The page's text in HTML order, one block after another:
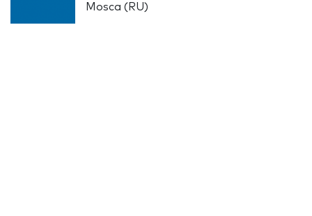
Mosca (RU)